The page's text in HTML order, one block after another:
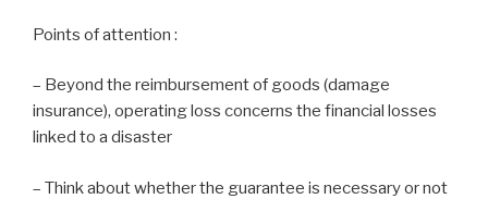
Points of attention :
– Beyond the reimbursement of goods (damage
insurance), operating loss concerns the financial losses
linked to a disaster
– Think about whether the guarantee is necessary or not